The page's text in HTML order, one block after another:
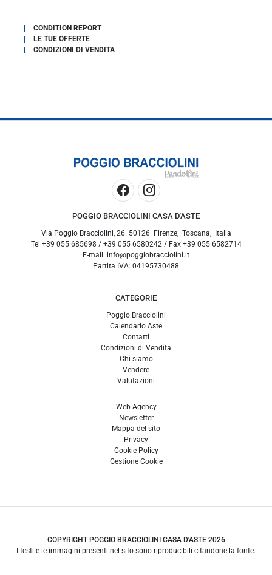
CONDITION REPORT
LE TUE OFFERTE
CONDIZIONI DI VENDITA
POGGIO BRACCIOLINI CASA D'ASTE
Via Poggio Bracciolini, 26 50126 Firenze, Toscana
Italia
Tel +39 055 685698 / +39 055 6580242 / Fax +39 055 6582714
E-mail: info@poggiobracciolini.it
Partita IVA: 04195730488
CATEGORIE
Poggio Bracciolini
Calendario Aste
Contatti
Condizioni di Vendita
Chi siamo
Vendere
Valutazioni
Web Agency
Newsletter
Mappa del sito
Privacy
Cookie Policy
Gestione Cookie
COPYRIGHT POGGIO BRACCIOLINI CASA D'ASTE 2026
I testi e le immagini presenti nel sito sono riproducibili citandone la fonte.